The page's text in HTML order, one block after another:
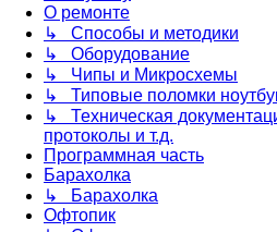
О ремонте
↳ Способы и методики
↳ Оборудование
↳ Чипы и Микросхемы
↳ Типовые поломки
↳ Техническая
протоколы и т.д.
Программная часть
Барахолка
↳ Барахолка
Офтопик